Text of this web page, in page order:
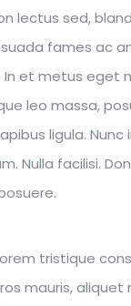
lectus sed,
fames ac
In et metus eget
leo massa,
ligula. Nunc
Nulla facilisi.
tristique
mauris, aliquet